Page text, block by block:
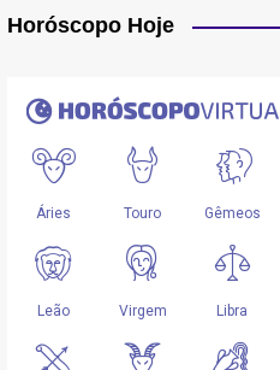
Horóscopo Hoje